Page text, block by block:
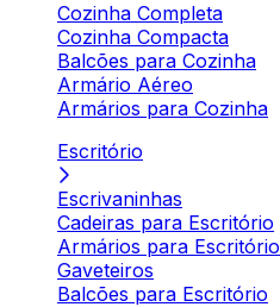
Cozinha Completa
Cozinha Compacta
Balcões para Cozinha
Armário Aéreo
Armários para Cozinha
Escritório
Escrivaninhas
Cadeiras para Escritório
Armários para Escritório
Gaveteiros
Balcões para Escritório